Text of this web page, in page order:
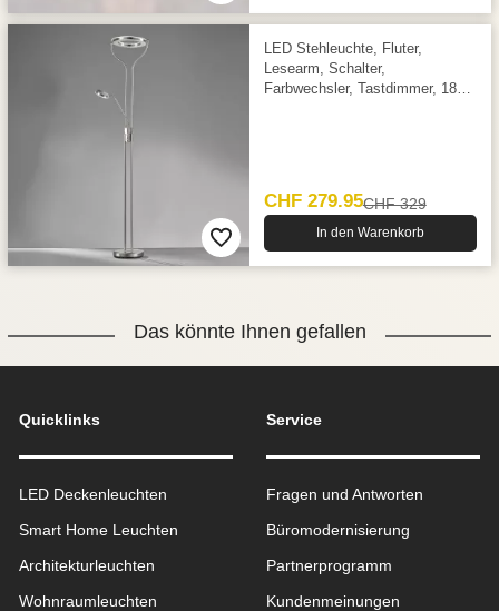
LED Stehleuchte, Fluter,
Lesearm, Schalter,
Farbwechsler, Tastdimmer, 180
CHF 279.95CHF 329
In den Warenkorb
Das könnte Ihnen gefallen
Quicklinks
LED Deckenleuchten
Smart Home Leuchten
Architekturleuchten
Wohnraum­leuchten
Service
Fragen und Antworten
Büromodernisierung
Partnerprogramm
Kundenmeinungen